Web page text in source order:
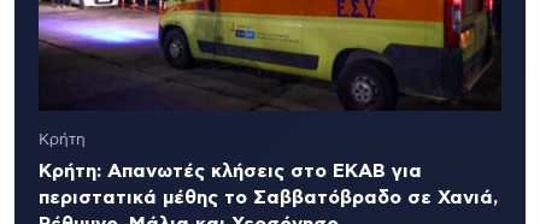
Κρήτη
Κρήτη: Απανωτές κλήσεις στο ΕΚΑΒ για
περιστατικά μέθης το Σαββατόβραδο σε Χανιά,